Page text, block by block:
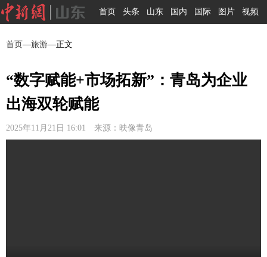
首页 头条 山东 国内 国际 图片 视频
首页—旅游—正文
“数字赋能+市场拓新”：青岛为企业
出海双轮赋能
2025年11月21日 16:01 来源：映像青岛